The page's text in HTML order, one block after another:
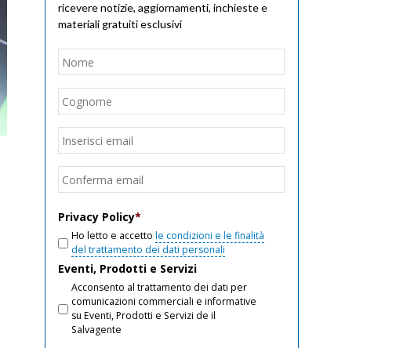
ricevere notizie, aggiornamenti, inchieste e
materiali gratuiti esclusivi
Nome
Email
Privacy Policy*
Ho letto e accetto le condizioni e le finalità
del trattamento dei dati personali
Eventi, Prodotti e Servizi
Acconsento al trattamento dei dati per
comunicazioni commerciali e informative
su Eventi, Prodotti e Servizi de il
Salvagente